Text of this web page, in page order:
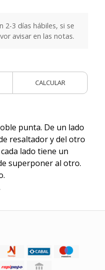
2-3 días hábiles, si se
avisar en las notas.
CALCULAR
punta. De un lado
resaltador y del otro
lado tiene un
superponer al otro.